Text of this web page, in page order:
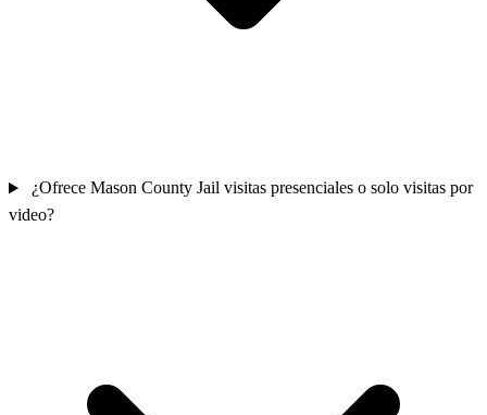
¿Ofrece Mason County Jail visitas presenciales o solo visitas por
video?